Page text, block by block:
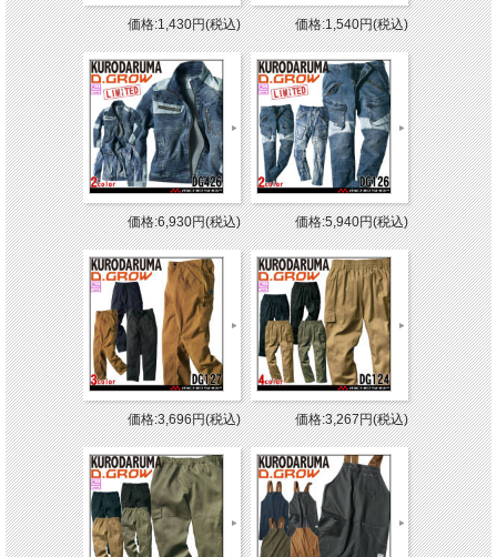
価格:1,430円(税込) 価格:1,540円(税込)
価格:6,930円(税込) 価格:5,940円(税込)
価格:3,696円(税込) 価格:3,267円(税込)